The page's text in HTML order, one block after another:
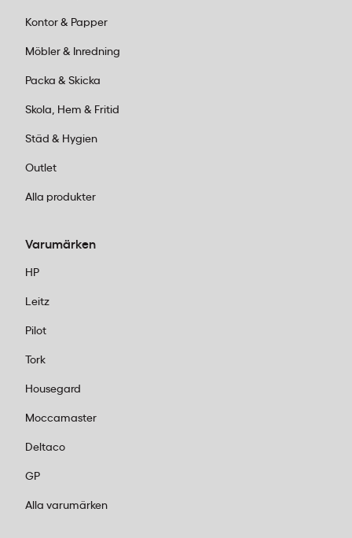
Kontor & Papper
Möbler & Inredning
Packa & Skicka
Skola, Hem & Fritid
Städ & Hygien
Outlet
Alla produkter
Varumärken
HP
Leitz
Pilot
Tork
Housegard
Moccamaster
Deltaco
GP
Alla varumärken